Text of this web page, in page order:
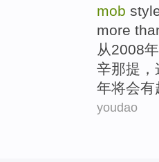
mob
more
从2008
辛那提 ，
年将会有
youdao